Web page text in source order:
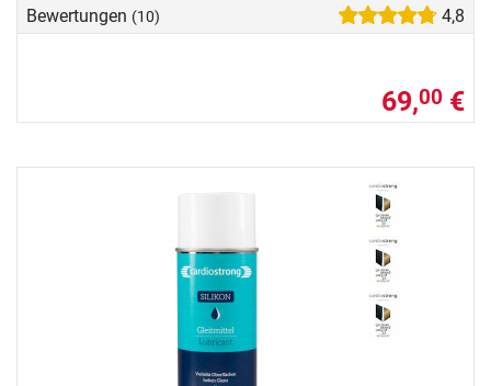
Bewertungen (10) 4,8
69,00 €